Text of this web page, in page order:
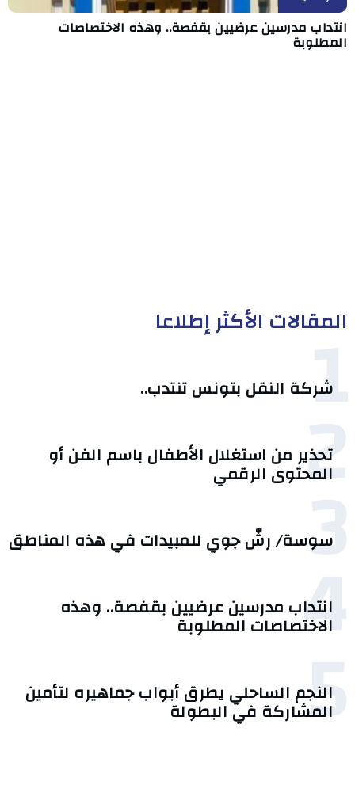
انتداب مدرسين عرضيين بقفصة.. وهذه الاختصاصات
المطلوبة
المقالات الأكثر إطلاعا
1
شركة النقل بتونس تنتدب..
2
تحذير من استغلال الأطفال باسم الفن أو
المحتوى الرقمي
3
سوسة/ رشّ جوي للمبيدات في هذه المناطق
4
انتداب مدرسين عرضيين بقفصة.. وهذه
الاختصاصات المطلوبة
5
النجم الساحلي يطرق أبواب جماهيره لتأمين
المشاركة في البطولة